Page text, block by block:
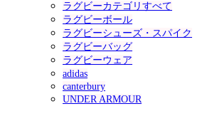
ラグビーカテゴリすべて
ラグビーボール
ラグビーシューズ・スパイク
ラグビーバッグ
ラグビーウェア
adidas
canterbury
UNDER ARMOUR